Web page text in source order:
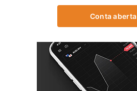
Conta aberta